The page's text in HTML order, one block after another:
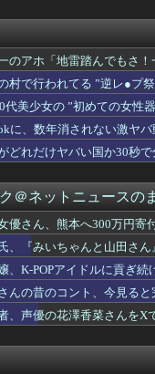
で画面が剥がれてきたんや
いしだ壱成さんの最新画
公モンキー・D・ルフィ
『くしゃみ』が出る人、結
スカイの次ぐらいに強いセ
デュエル！アクセラレーシ
ブリーズぶっかけられたい
突破ｗｗｗｗｗｗｗｗｗ
とE3-4、どっちで掘ってる
金」・・・多すぎ・・・？
に戻ろうとしている日本に
減税するので投票よろし
た
ジャンプ」、発行部数が
エグいってwwwwwww
に」岩瀬社長が抱負を語
』主人公の見た目を変え
だ池で氷を作ってた」
踏んでもさ！一瞬で足引け
のアホ「地雷踏んでもさ
村で行われてる ”逆レ●
代美少女の ”初めての女性
に、数年消されない激ヤ
どれだけヤバい国か30秒
＠ネットニュースの
優さん、熊本へ300万円
、『みいちゃんと山田さ
、K-POPアイドルに貢ぎ
んの昔のコント、今見る
、声優の花澤香菜さんをX